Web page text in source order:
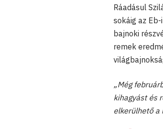
Ráadásul
sokáig az
bajnoki
remek
„Még
kihagyást és
elkerülhető a